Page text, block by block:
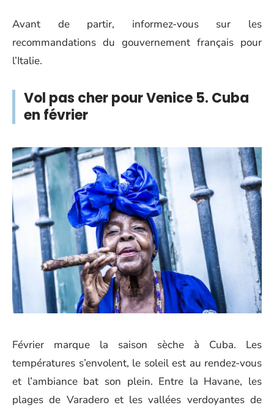
Avant de partir, informez-vous sur les
recommandations du gouvernement français pour
l’Italie.
Vol pas cher pour Venice 5. Cuba
en février
Février marque la saison sèche à Cuba. Les
températures s’envolent, le soleil est au rendez-vous
et l’ambiance bat son plein. Entre la Havane, les
plages de Varadero et les vallées verdoyantes de